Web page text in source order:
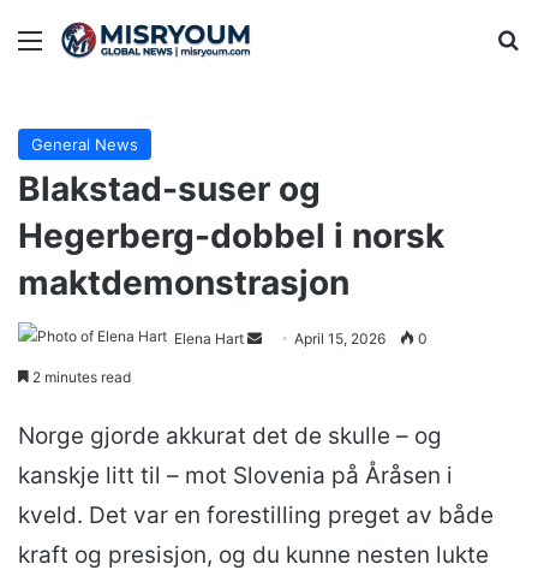
Menu
General News
Blakstad-suser og
Hegerberg-dobbel i norsk
maktdemonstrasjon
Elena Hart
Send April 15, 2026 0
2 minutes read
Norge gjorde akkurat det de skulle – og
kanskje litt til – mot Slovenia på Åråsen i
kveld. Det var en forestilling preget av både
kraft og presisjon, og du kunne nesten lukte